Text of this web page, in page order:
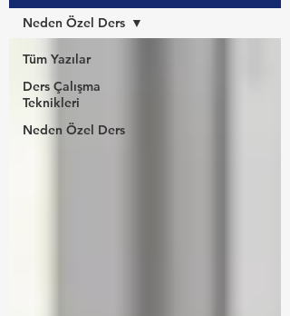
Tüm Yazılar
Ders Çalışma
Teknikleri
Neden Özel Ders
Neden Özel Ders